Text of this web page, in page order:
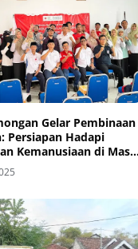
Gelar Pembinaan
Persiapan Hadapi
Kemanusiaan di Masa